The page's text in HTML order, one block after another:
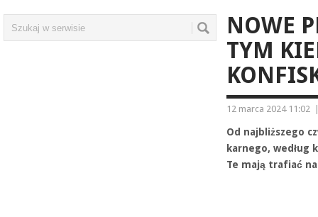
NOWE
TYM
12 marca 2024 11:02
Od najbliższego
karnego, według
Te mają trafiać